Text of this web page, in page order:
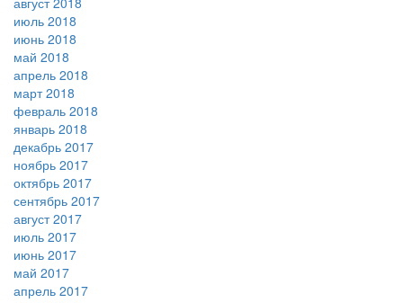
июль 2018
июнь 2018
май 2018
апрель 2018
март 2018
февраль 2018
январь 2018
декабрь 2017
ноябрь 2017
октябрь 2017
сентябрь 2017
август 2017
июль 2017
июнь 2017
май 2017
апрель 2017